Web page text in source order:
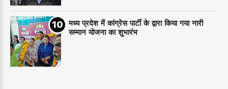
मध्य प्रदेश में कांग्रेस पार्टी के द्वारा किया गया नारी
सम्मान योजना का शुभारंभ